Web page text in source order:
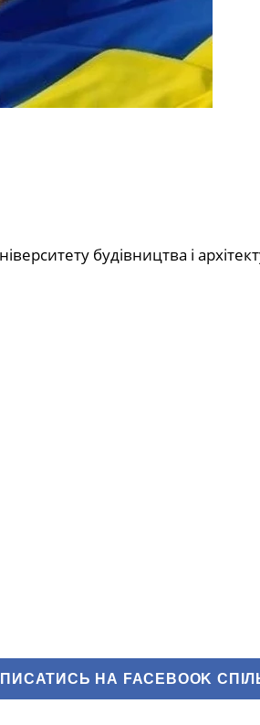
будівництва і
НА FACEBOOK